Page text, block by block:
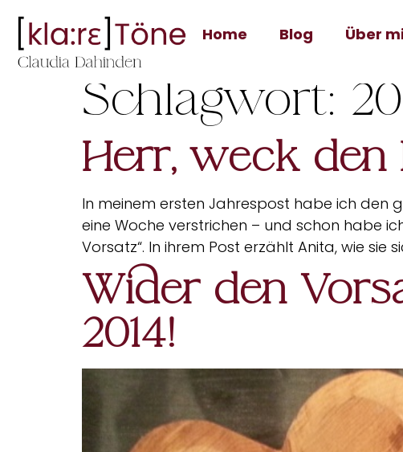
Home Blog Über
Schlagwort:
Herr, weck den
In meinem ersten Jahrespost habe ich den
eine Woche verstrichen – und schon habe
Vorsatz“. In ihrem Post erzählt Anita, wie
Wider den
2014!